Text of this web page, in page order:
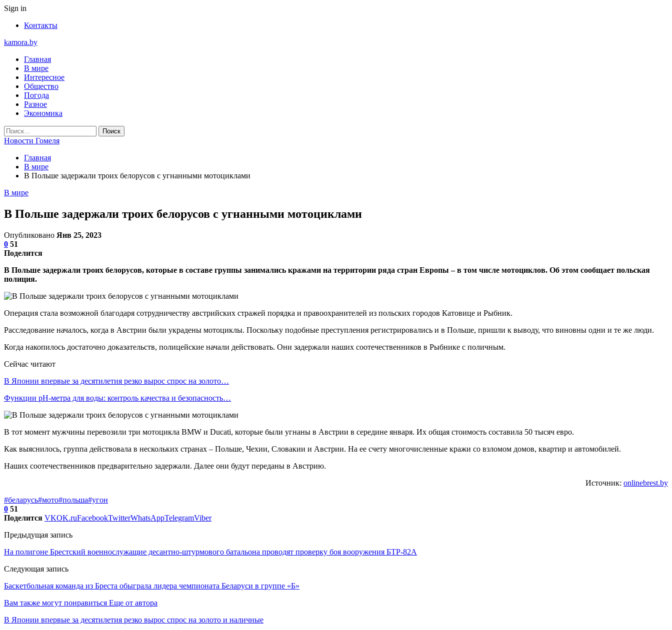
Sign in
Контакты
kamora.by
Главная
В мире
Интересное
Общество
Погода
Разное
Экономика
Новости Гомеля
Главная
В мире
В Польше задержали троих белорусов с угнанными мотоциклами
В мире
В Польше задержали троих белорусов с угнанными мотоциклами
Опубликовано Янв 25, 2023
0 51
Поделится
В Польше задержали троих белорусов, которые в составе группы занимались кражами на территории ряда стран Европы – в том числе мотоциклов. Об этом сообщает польская
полиция.
Операция стала возможной благодаря сотрудничеству австрийских стражей порядка и правоохранителей из польских городов Катовице и Рыбник.
Расследование началось, когда в Австрии были украдены мотоциклы. Поскольку подобные преступления регистрировались и в Польше, пришли к выводу, что виновны одни и те же люди.
Когда накопилось достаточно доказательств, полицейские начали действовать. Они задержали наших соотечественников в Рыбнике с поличным.
Сейчас читают
В Японии впервые за десятилетия резко вырос спрос на золото…
Функции pH-метра для воды: контроль качества и безопасность…
В тот момент мужчины перевозили три мотоцикла BMW и Ducati, которые были угнаны в Австрии в середине января. Их общая стоимость составила 50 тысяч евро.
Как выяснилось, группа действовала в нескольких странах – Польше, Чехии, Словакии и Австрии. На ее счету многочисленные кражи со взломом домов, квартир и автомобилей.
Наших соотечественников предварительно задержали. Далее они будут переданы в Австрию.
Источник: onlinebrest.by
#беларусь#мото#польша#угон
0 51
Поделится VKOK.ruFacebookTwitterWhatsAppTelegramViber
Предыдущая запись
На полигоне Брестский военнослужащие десантно-штурмового батальона проводят проверку боя вооружения БТР-82А
Следующая запись
Баскетбольная команда из Бреста обыграла лидера чемпионата Беларуси в группе «Б»
Вам также могут понравиться Еще от автора
В Японии впервые за десятилетия резко вырос спрос на золото и наличные